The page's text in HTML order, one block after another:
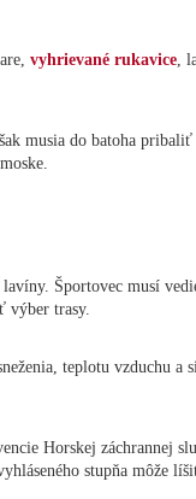
vyhrievané rukavice ,
musia do batoha pribaliť
lavíny. Športovec musí
výber trasy.
teplotu vzduchu a
Horskej záchrannej
stupňa môže